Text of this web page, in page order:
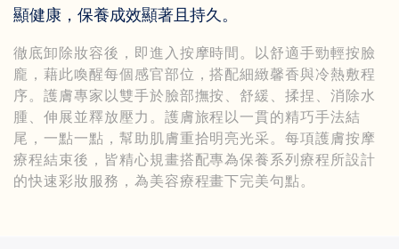
顯健康，保養成效顯著且持久。
徹底卸除妝容後，即進入按摩時間。以舒適手勁輕按臉
龐，藉此喚醒每個感官部位，搭配細緻馨香與冷熱敷程
序。護膚專家以雙手於臉部撫按、舒緩、揉捏、消除水
腫、伸展並釋放壓力。護膚旅程以一貫的精巧手法結
尾，一點一點，幫助肌膚重拾明亮光采。每項護膚按摩
療程結束後，皆精心規畫搭配專為保養系列療程所設計
的快速彩妝服務，為美容療程畫下完美句點。